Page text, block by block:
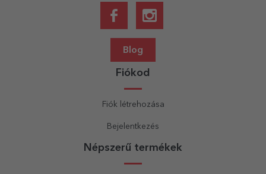
Blog
Fiókod
Fiók létrehozása
Bejelentkezés
Népszerű termékek